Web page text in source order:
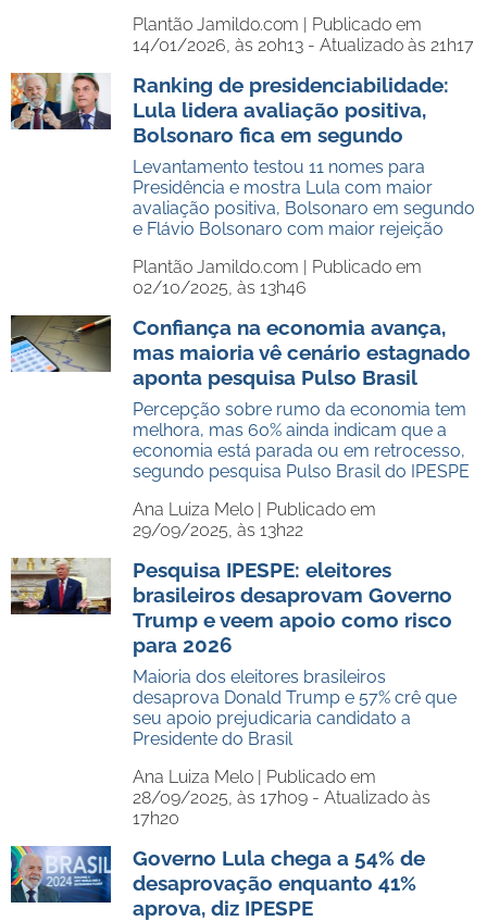
Plantão Jamildo.com | Publicado em
14/01/2026, às 20h13 - Atualizado às 21h17
Ranking de presidenciabilidade:
Lula lidera avaliação positiva,
Bolsonaro fica em segundo
Levantamento testou 11 nomes para
Presidência e mostra Lula com maior
avaliação positiva, Bolsonaro em segundo
e Flávio Bolsonaro com maior rejeição
Plantão Jamildo.com | Publicado em
02/10/2025, às 13h46
Confiança na economia avança,
mas maioria vê cenário estagnado
aponta pesquisa Pulso Brasil
Percepção sobre rumo da economia tem
melhora, mas 60% ainda indicam que a
economia está parada ou em retrocesso,
segundo pesquisa Pulso Brasil do IPESPE
Ana Luiza Melo | Publicado em
29/09/2025, às 13h22
Pesquisa IPESPE: eleitores
brasileiros desaprovam Governo
Trump e veem apoio como risco
para 2026
Maioria dos eleitores brasileiros
desaprova Donald Trump e 57% crê que
seu apoio prejudicaria candidato a
Presidente do Brasil
Ana Luiza Melo | Publicado em
28/09/2025, às 17h09 - Atualizado às
17h20
Governo Lula chega a 54% de
desaprovação enquanto 41%
aprova, diz IPESPE